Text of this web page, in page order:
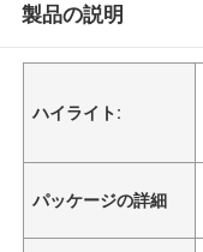
製品の説明
ハイライト:
パッケージの詳細